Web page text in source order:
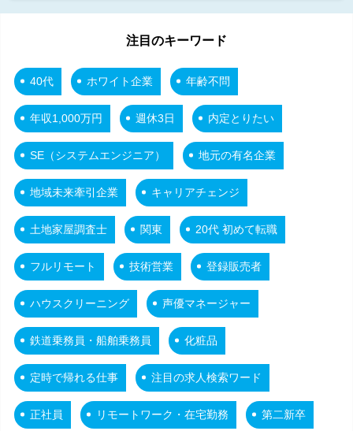
注目のキーワード
40代 ホワイト企業 年齢不問
年収1,000万円 週休3日 内定とりたい
SE（システムエンジニア） 地元の有名企業
地域未来牽引企業 キャリアチェンジ
土地家屋調査士 関東 20代 初めて転職
フルリモート 技術営業 登録販売者
ハウスクリーニング 声優マネージャー
鉄道乗務員・船舶乗務員 化粧品
定時で帰れる仕事 注目の求人検索ワード
正社員 リモートワーク・在宅勤務 第二新卒